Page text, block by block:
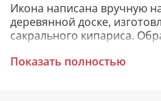
Икона написана вручную
деревянной доске,
сакрального кипариса.
одобрение русской
Показать полностью